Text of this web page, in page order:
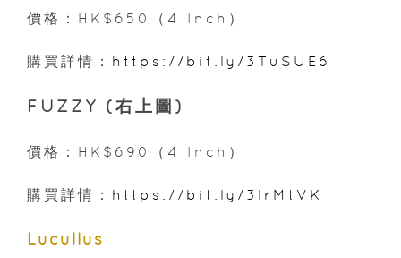
價格：HK$650（4 Inch）
購買詳情： https://bit.ly/3TuSUE6
FUZZY (右上圖)
價格：HK$690（4 Inch）
購買詳情： https://bit.ly/3lrMtVK
Lucullus